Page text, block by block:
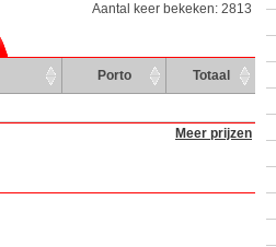
Aantal keer bekeken: 2813
Porto Totaal
Meer prijzen